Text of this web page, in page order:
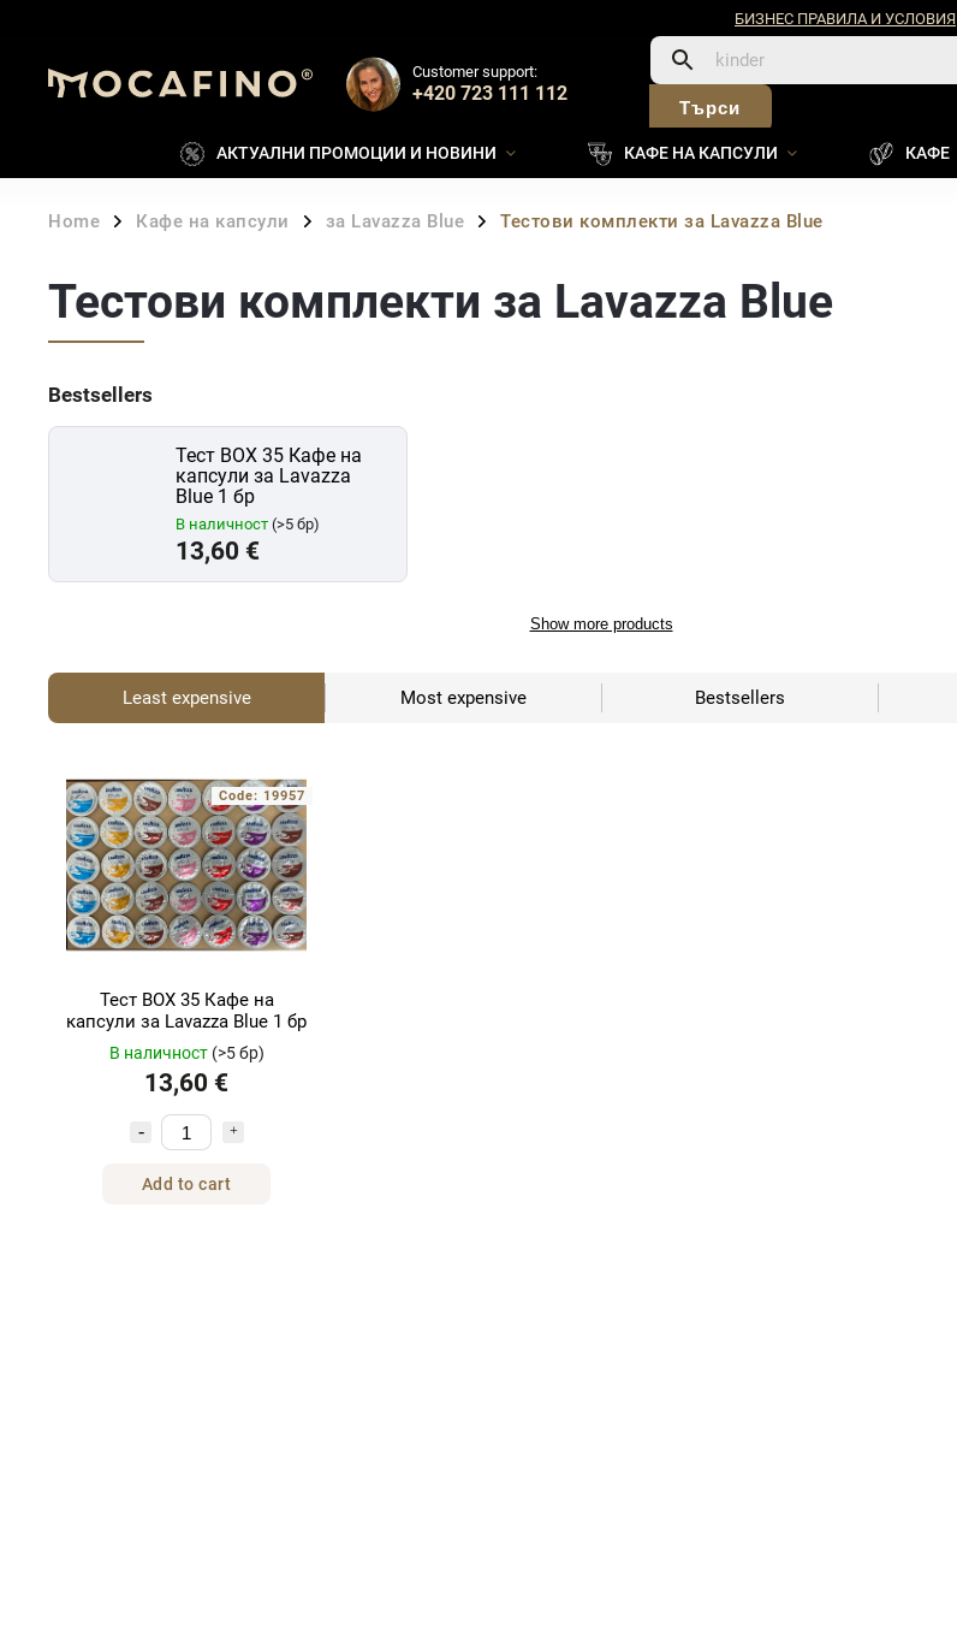
БИЗНЕС ПРАВИЛА И УСЛОВИЯ
Customer support:
+420 723 111 112
Търси
АКТУАЛНИ ПРОМОЦИИ И НОВИНИ КАФЕ НА КАПСУЛИ КАФЕ
Home / Кафе на капсули / за Lavazza Blue / Тестови комплекти за Lavazza Blue
Тестови комплекти за Lavazza Blue
Bestsellers
Тест BOX 35 Кафе на
капсули за Lavazza
Blue 1 бр
В наличност (>5 бр)
13,60 €
Show more products
Least expensive Most expensive Bestsellers
Тест BOX 35 Кафе на
капсули за Lavazza Blue 1 бр
В наличност (>5 бр)
13,60 €
Add to cart
Code: 19957